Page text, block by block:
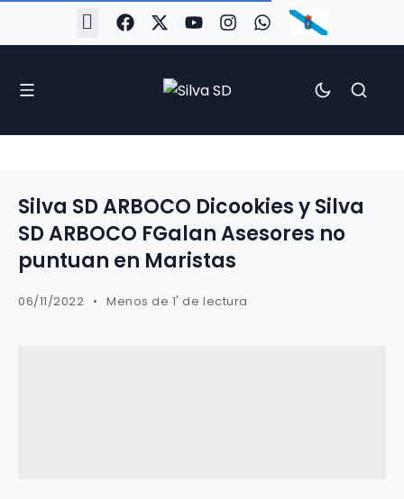
Silva SD ARBOCO Dicookies y Silva
SD ARBOCO FGalan Asesores no
puntuan en Maristas
06/11/2022 Menos de 1' de lectura